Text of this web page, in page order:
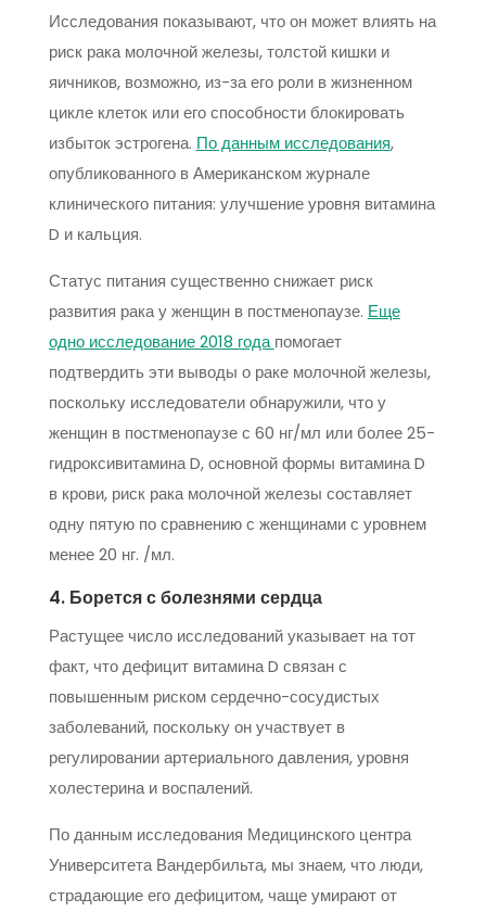
Исследования показывают, что он может влиять на
риск рака молочной железы, толстой кишки и
яичников, возможно, из-за его роли в жизненном
цикле клеток или его способности блокировать
избыток эстрогена. По данным исследования,
опубликованного в Американском журнале
клинического питания: улучшение уровня витамина
D и кальция.
Статус питания существенно снижает риск
развития рака у женщин в постменопаузе. Еще
одно исследование 2018 годапомогает
подтвердить эти выводы о раке молочной железы,
поскольку исследователи обнаружили, что у
женщин в постменопаузе с 60 нг/мл или более 25-
гидроксивитамина D, основной формы витамина D
в крови, риск рака молочной железы составляет
одну пятую по сравнению с женщинами с уровнем
менее 20 нг. /мл.
4. Борется с болезнями сердца
Растущее число исследований указывает на тот
факт, что дефицит витамина D связан с
повышенным риском сердечно-сосудистых
заболеваний, поскольку он участвует в
регулировании артериального давления, уровня
холестерина и воспалений.
По данным исследования Медицинского центра
Университета Вандербильта, мы знаем, что люди,
страдающие его дефицитом, чаще умирают от